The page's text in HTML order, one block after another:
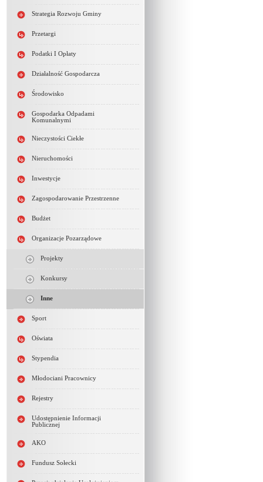
Strategia Rozwoju Gminy
Przetargi
Podatki I Opłaty
Działalność Gospodarcza
Środowisko
Gospodarka Odpadami
Komunalnymi
Nieczystości Ciekłe
Nieruchomości
Inwestycje
Zagospodarowanie Przestrzenne
Budżet
Organizacje Pozarządowe
Projekty
Konkursy
Inne
Sport
Oświata
Stypendia
Młodociani Pracownicy
Rejestry
Udostępnienie Informacji
Publicznej
AKO
Fundusz Sołecki